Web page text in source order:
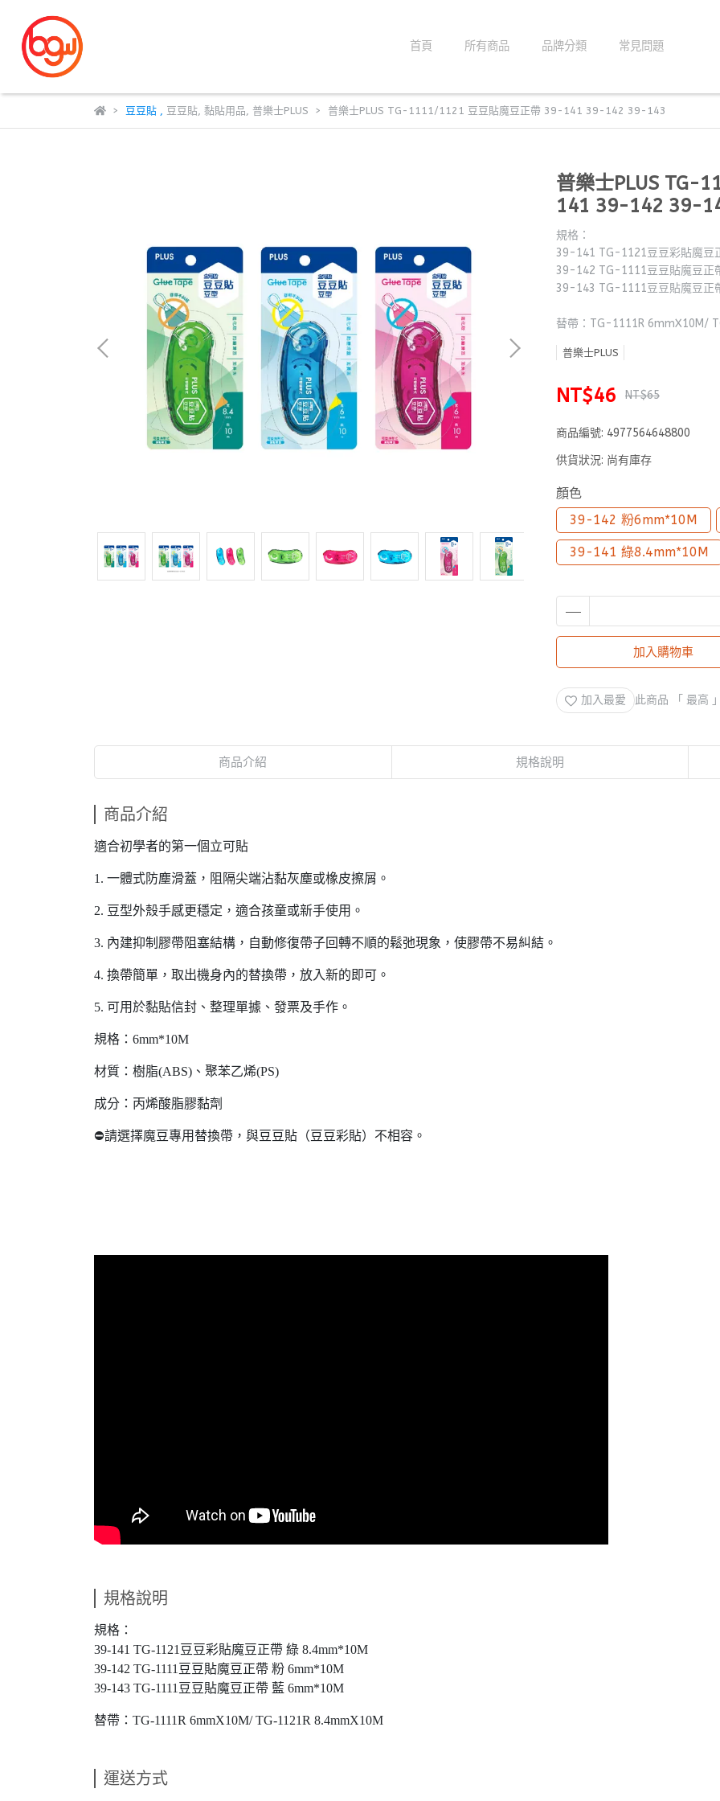
首頁 所有商品 品牌分類 常見問題
豆豆貼, 豆豆貼, 黏貼用品, 普樂士PLUS 普樂士PLUS TG-1111/1121 豆豆貼魔豆正帶 39-141 39-142 39-143
普樂士PLUS TG-
141 39-142 39-
規格：
39-141 TG-1121豆豆彩貼魔豆
39-142 TG-1111豆豆貼魔豆正
39-143 TG-1111豆豆貼魔豆正
替帶：TG-1111R 6mmX10M/
普樂士PLUS
NT$46 NT$65
商品編號: 4977564648800
供貨狀況: 尚有庫存
顏色
39-142 粉6mm*10M
39-141 綠8.4mm*10M
加入購物車
加入最愛 此商品 「 最高
商品介紹 規格說明
商品介紹
適合初學者的第一個立可貼
1. 一體式防塵滑蓋，阻隔尖端沾黏灰塵或橡皮擦屑。
2. 豆型外殼手感更穩定，適合孩童或新手使用。
3. 內建抑制膠帶阻塞結構，自動修復帶子回轉不順的鬆弛現象，使膠帶不易糾結。
4. 換帶簡單，取出機身內的替換帶，放入新的即可。
5. 可用於黏貼信封、整理單據、發票及手作。
規格：6mm*10M
材質：樹脂(ABS)、聚苯乙烯(PS)
成分：丙烯酸脂膠黏劑
⛔請選擇魔豆專用替換帶，與豆豆貼（豆豆彩貼）不相容。
規格說明
規格：
39-141 TG-1121豆豆彩貼魔豆正帶 綠 8.4mm*10M
39-142 TG-1111豆豆貼魔豆正帶 粉 6mm*10M
39-143 TG-1111豆豆貼魔豆正帶 藍 6mm*10M
替帶：TG-1111R 6mmX10M/ TG-1121R 8.4mmX10M
運送方式